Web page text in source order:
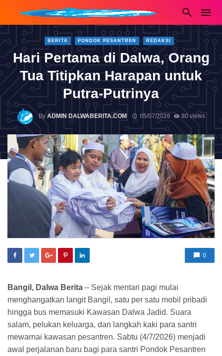
BERITA PONDOK PESANTREN REDAKSI
Hari Pertama di Dalwa, Orang
Tua Titipkan Harapan untuk
Putra-Putrinya
ByADMIN DALWABERITA.COM 05/07/2026 80 views
0
Bangil, Dalwa Berita – Sejak mentari pagi mulai
menghangatkan langit Bangil, satu per satu mobil pribadi
hingga bus memasuki Kawasan Dalwa Jadid. Suara
salam, pelukan keluarga, dan langkah kaki para santri
mewarnai kawasan pesantren. Sabtu (4/7/2026) menjadi
awal perjalanan baru bagi para santri Pondok Pesantren